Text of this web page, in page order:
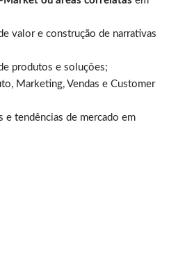
valor e construção de narrativas
produtos e soluções;
Marketing, Vendas e Customer
e tendências de mercado em